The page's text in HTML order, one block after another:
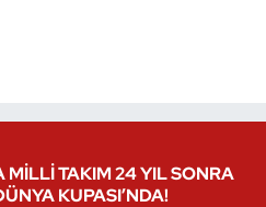
MİLLİ TAKIM 24 YIL SONRA
KUPASI’NDA!